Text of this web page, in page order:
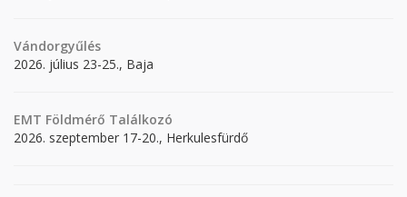
Vándorgyűlés
2026. július 23-25., Baja
EMT Földmérő Találkozó
2026. szeptember 17-20., Herkulesfürdő